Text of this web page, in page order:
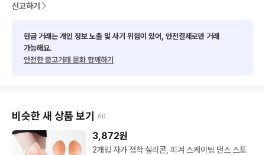
신고하기
현금 거래는 개인 정보 노출 및 사기 위험이 있어, 안전결제로만 거래
가능해요.
안전한 중고거래 문화 함께하기
비슷한 새 상품 보기 AD
3,872원
2개입 자가 점착 실리콘, 피겨 스케이팅 댄스 스포